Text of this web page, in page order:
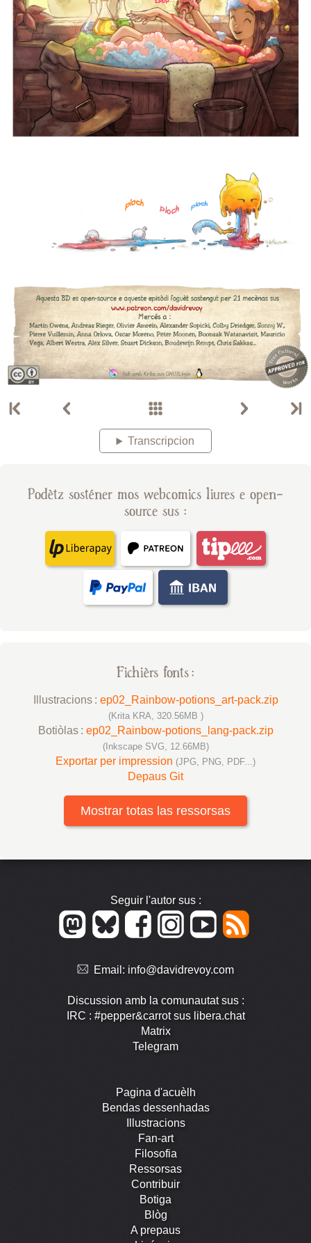
Transcripcion
Podètz sosténer mos webcomics liures e open-
source sus :
Fichièrs fonts :
Illustracions : ep02_Rainbow-potions_art-pack.zip
(Krita KRA, 320.56MB )
Botiòlas : ep02_Rainbow-potions_lang-pack.zip
(Inkscape SVG, 12.66MB)
Exportar per impression (JPG, PNG, PDF...)
Depaus Git
Mostrar totas las ressorsas
Seguir l'autor sus :
Email: info@davidrevoy.com
Discussion amb la comunautat sus :
IRC : #pepper&carrot sus libera.chat
Matrix
Telegram
Pagina d'acuèlh
Bendas dessenhadas
Illustracions
Fan-art
Filosofia
Ressorsas
Contribuir
Botiga
Blòg
A prepaus